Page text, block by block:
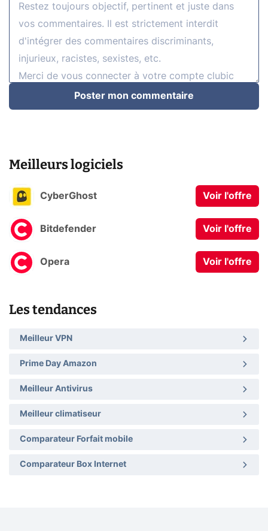
Poster mon commentaire
Meilleurs logiciels
CyberGhost Voir l'offre
Bitdefender Voir l'offre
Opera Voir l'offre
Les tendances
Meilleur VPN
Prime Day Amazon
Meilleur Antivirus
Meilleur climatiseur
Comparateur Forfait mobile
Comparateur Box Internet